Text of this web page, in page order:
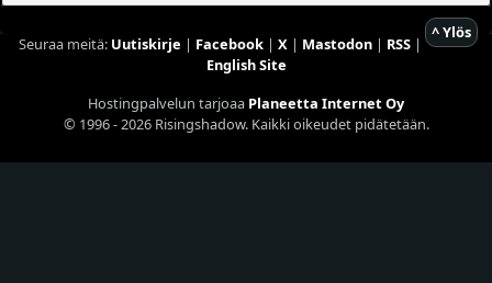
^ Ylös
Seuraa meitä: Uutiskirje | Facebook| X| Mastodon| RSS|
English Site
Hostingpalvelun tarjoaa Planeetta Internet Oy
© 1996 - 2026 Risingshadow. Kaikki oikeudet pidätetään.